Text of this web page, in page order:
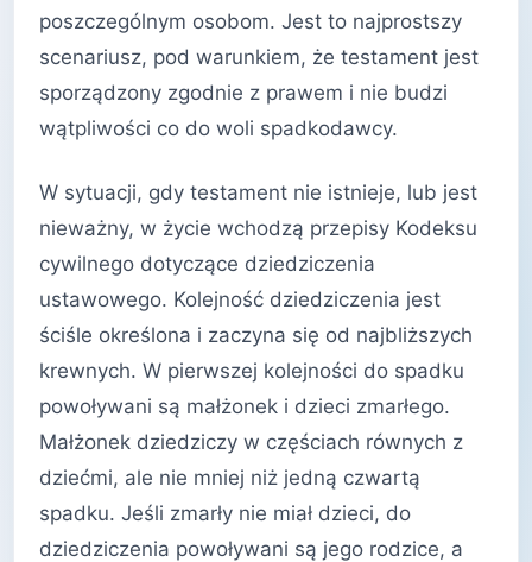
poszczególnym osobom. Jest to najprostszy
scenariusz, pod warunkiem, że testament jest
sporządzony zgodnie z prawem i nie budzi
wątpliwości co do woli spadkodawcy.
W sytuacji, gdy testament nie istnieje, lub jest
nieważny, w życie wchodzą przepisy Kodeksu
cywilnego dotyczące dziedziczenia
ustawowego. Kolejność dziedziczenia jest
ściśle określona i zaczyna się od najbliższych
krewnych. W pierwszej kolejności do spadku
powoływani są małżonek i dzieci zmarłego.
Małżonek dziedziczy w częściach równych z
dziećmi, ale nie mniej niż jedną czwartą
spadku. Jeśli zmarły nie miał dzieci, do
dziedziczenia powoływani są jego rodzice, a